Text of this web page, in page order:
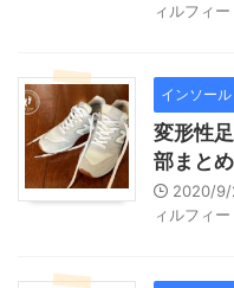
ィルフィー
インソール
変形性
部まと
2020/
ィルフィー